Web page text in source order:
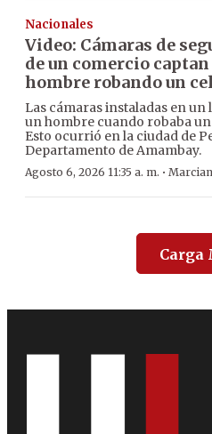
Nacionales
Video: Cámaras de
de un comercio captan
hombre robando un
Las cámaras instaladas en
un hombre cuando robaba
Esto ocurrió en la ciudad de
Departamento de Amambay.
Agosto 6, 2026 11:35 a. m. ·
Carga